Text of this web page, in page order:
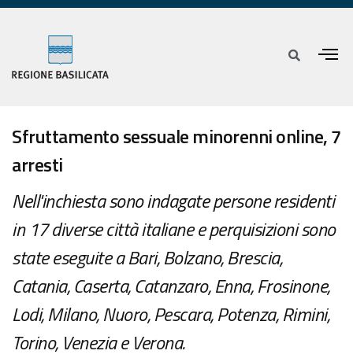
Sfruttamento sessuale minorenni online, 7
arresti
Nell'inchiesta sono indagate persone residenti
in 17 diverse città italiane e perquisizioni sono
state eseguite a Bari, Bolzano, Brescia,
Catania, Caserta, Catanzaro, Enna, Frosinone,
Lodi, Milano, Nuoro, Pescara, Potenza, Rimini,
Torino, Venezia e Verona.